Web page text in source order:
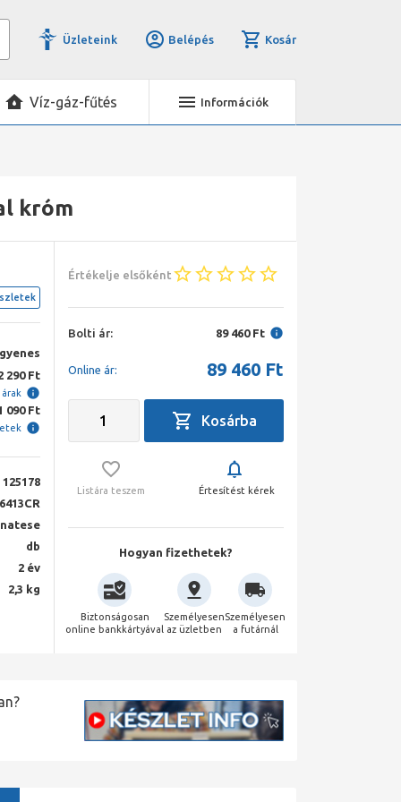
Üzleteink Belépés Kosár
Víz-gáz-fűtés Információk
króm
290 Ft
090 Ft
125178
6413CR
db
2 év
2,3 kg
Értékelje elsőként
Bolti ár: 89 460 Ft
Online ár: 89 460 Ft
Listára teszem Értesítést kérek
Hogyan fizethetek?
Biztonságosan
online bankkártyával
Személyesen
az üzletben
Személyesen
a futárnál